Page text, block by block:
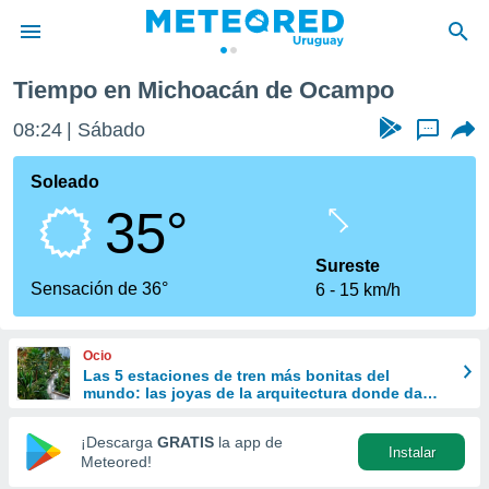
de
ha
calidad.
a este
las
y
forma
digital
basada
Tiempo en Michoacán de Ocampo
08:24 Sábado ...
Soleado
35°
Sensación de 36°
Sureste
6
15 km/h
Ocio
Las 5 estaciones de tren más bonitas del
mundo: las joyas de la arquitectura donde da
¡Descarga GRATIS la app de
Meteored!
Instalar